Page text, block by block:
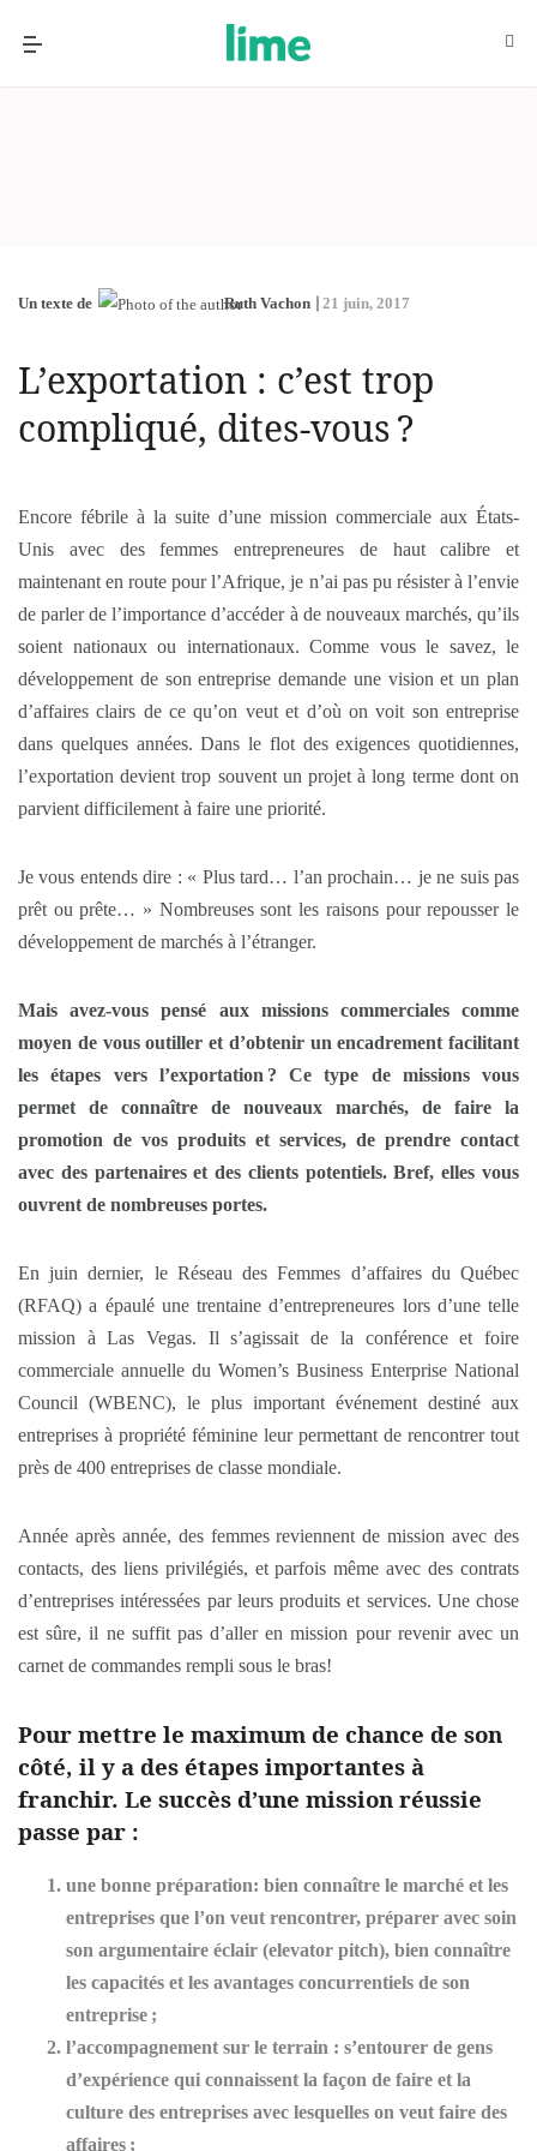
Un texte de Ruth Vachon 21 juin, 2017
L’exportation : c’est trop
compliqué, dites-vous ?
Encore fébrile à la suite d’une mission commerciale aux États-
Unis avec des femmes entrepreneures de haut calibre et
maintenant en route pour l’Afrique, je n’ai pas pu résister à l’envie
de parler de l’importance d’accéder à de nouveaux marchés, qu’ils
soient nationaux ou internationaux. Comme vous le savez, le
développement de son entreprise demande une vision et un plan
d’affaires clairs de ce qu’on veut et d’où on voit son entreprise
dans quelques années. Dans le flot des exigences quotidiennes,
l’exportation devient trop souvent un projet à long terme dont on
parvient difficilement à faire une priorité.
Je vous entends dire : « Plus tard… l’an prochain… je ne suis pas
prêt ou prête… » Nombreuses sont les raisons pour repousser le
développement de marchés à l’étranger.
Mais avez-vous pensé aux missions commerciales comme
moyen de vous outiller et d’obtenir un encadrement facilitant
les étapes vers l’exportation ? Ce type de missions vous
permet de connaître de nouveaux marchés, de faire la
promotion de vos produits et services, de prendre contact
avec des partenaires et des clients potentiels. Bref, elles vous
ouvrent de nombreuses portes.
En juin dernier, le Réseau des Femmes d’affaires du Québec
(RFAQ) a épaulé une trentaine d’entrepreneures lors d’une telle
mission à Las Vegas. Il s’agissait de la conférence et foire
commerciale annuelle du Women’s Business Enterprise National
Council (WBENC), le plus important événement destiné aux
entreprises à propriété féminine leur permettant de rencontrer tout
près de 400 entreprises de classe mondiale.
Année après année, des femmes reviennent de mission avec des
contacts, des liens privilégiés, et parfois même avec des contrats
d’entreprises intéressées par leurs produits et services. Une chose
est sûre, il ne suffit pas d’aller en mission pour revenir avec un
carnet de commandes rempli sous le bras!
Pour mettre le maximum de chance de son
côté, il y a des étapes importantes à
franchir. Le succès d’une mission réussie
passe par :
une bonne préparation: bien connaître le marché et les
entreprises que l’on veut rencontrer, préparer avec soin
son argumentaire éclair (elevator pitch), bien connaître
les capacités et les avantages concurrentiels de son
entreprise ;
l’accompagnement sur le terrain : s’entourer de gens
d’expérience qui connaissent la façon de faire et la
culture des entreprises avec lesquelles on veut faire des
affaires ;